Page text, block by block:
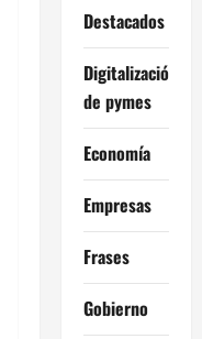
Destacados
Digitalización
de pymes
Economía
Empresas
Frases
Gobierno